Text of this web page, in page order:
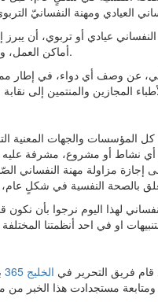
العيادي ومهنة النفسانيّ
عيادي أو تربوي، أن يبرز
أماكن العمل، وفي شكلٍ واضح.
عن وصف أي دواء، في إطار
آخر في هذا الشأن، يحمل الرقم 112، حضت فيه كل المؤسسات
أي نشاط أو مشروع، مشرفة
مزاولة مهنة النفساني
لهذا اليوم نرجوا بأن نكون
او في احد أنظمتنا
قام فريق التحرير في الخليج 365